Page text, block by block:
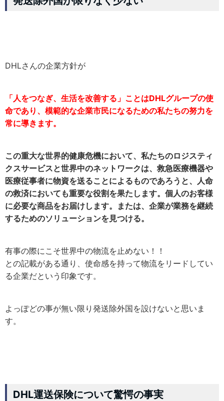
DHLさんの企業方針が
「人をつなぎ、生活を改善する」ことはDHLグループの使
命であり、模範的な企業市民になるための私たちの努力を
常に導きます。
この重大な世界的健康危機において、私たちのロジスティ
クスサービスと世界中のネットワークは、救急医療機器や
医療従事者に物資を送ることによるものであろうと、人命
の救済においても重要な役割を果たします。個人のお客様
に必要な商品をお届けします。または、企業が業務を継続
するためのソリューションを見つける。
有事の際にこそ世界中の物流を止めない！！
との記載がある通り、使命感を持って物流をリードしてい
る企業だという印象です。
よっぽどの事が無い限り発送除外国を設けないと思いま
す。
DHL運送保険について驚愕の事実